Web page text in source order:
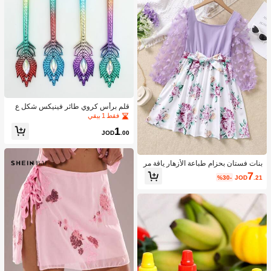
بنات فستان بحزام طباعة الأزهار ياقة مر
بع فراشة مزين
JOD7 .21
%30-
قلم برأس كروي طائر فينيكس شكل ع
شوائي قطعة واحدة
فقط 1 بيقي
JOD1.00